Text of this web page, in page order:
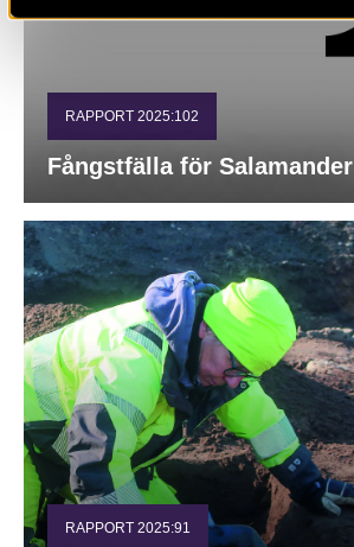
RAPPORT 2025:102
Fångstfälla för Salamander
RAPPORT 2025:91